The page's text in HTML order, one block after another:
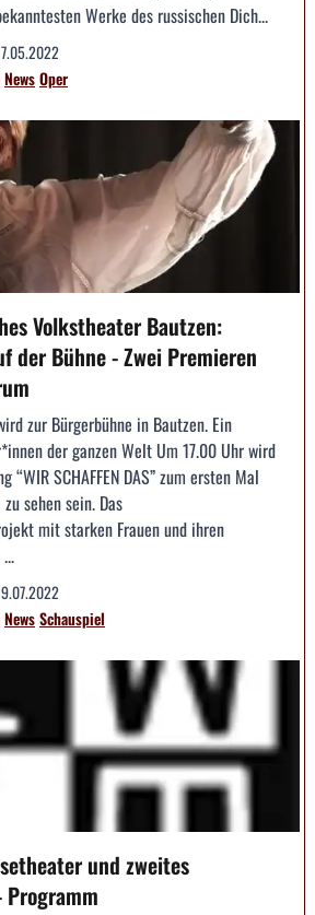
Werke des russischen Dich...
NewsOper
Volkstheater Bautzen:
der Bühne - Zwei Premieren
zur Bürgerbühne in Bautzen. Ein
der ganzen Welt Um 17.00 Uhr wird
“WIR SCHAFFEN DAS” zum ersten Mal
sehen sein. Das
mit starken Frauen und ihren
NewsSchauspiel
und zweites